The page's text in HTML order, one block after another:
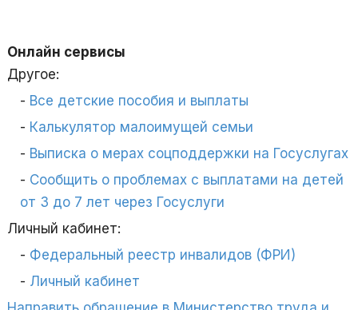
Онлайн сервисы
Другое:
Все детские пособия и выплаты
Калькулятор малоимущей семьи
Выписка о мерах соцподдержки на Госуслугах
Сообщить о проблемах с выплатами на детей
от 3 до 7 лет через Госуслуги
Личный кабинет:
Федеральный реестр инвалидов (ФРИ)
Личный кабинет